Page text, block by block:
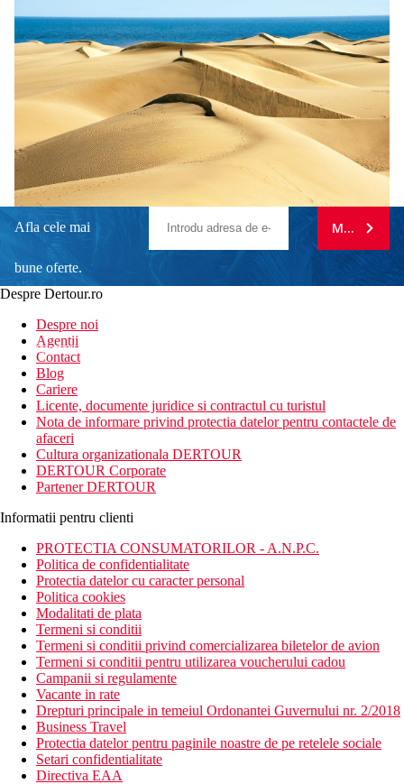
Afla cele mai
bune oferte.
newsletter!
MA
Despre Dertour.ro
Despre noi
Agentii
Contact
Blog
Cariere
Licente, documente juridice si contractul cu turistul
Nota de informare privind protectia datelor pentru contactele de
afaceri
Cultura organizationala DERTOUR
DERTOUR Corporate
Partener DERTOUR
Informatii pentru clienti
PROTECTIA CONSUMATORILOR - A.N.P.C.
Politica de confidentialitate
Protectia datelor cu caracter personal
Politica cookies
Modalitati de plata
Termeni si conditii
Termeni si conditii privind comercializarea biletelor de avion
Termeni si conditii pentru utilizarea voucherului cadou
Campanii si regulamente
Vacante in rate
Drepturi principale in temeiul Ordonantei Guvernului nr. 2/2018
Business Travel
Protectia datelor pentru paginile noastre de pe retelele sociale
Setari confidentialitate
Directiva EAA